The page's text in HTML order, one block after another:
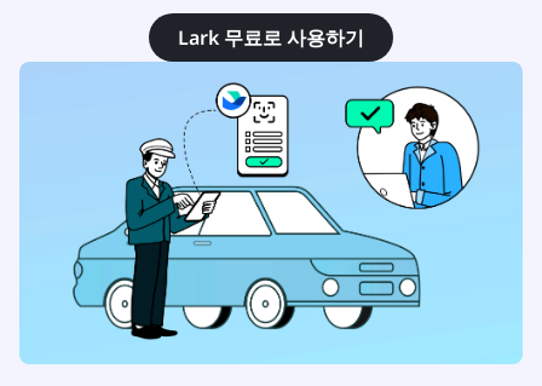
Lark 무료로 사용하기